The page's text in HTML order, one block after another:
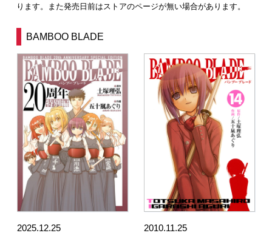
ります。また発売日前はストアのページが無い場合があります。
BAMBOO BLADE
2025.12.25
2010.11.25